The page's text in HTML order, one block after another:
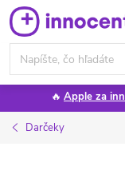
Prejsť
na
obsah
🔥 Apple za
Darčeky